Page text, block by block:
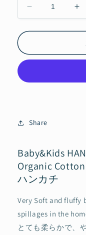
Organic
Cotton
チ
の
数
量
減
ら
す
の
数
増
や
す
Share
Baby&Kids
Organic
ハンカチ
Very Soft and fluffy
spillages in the
とても柔らかで、